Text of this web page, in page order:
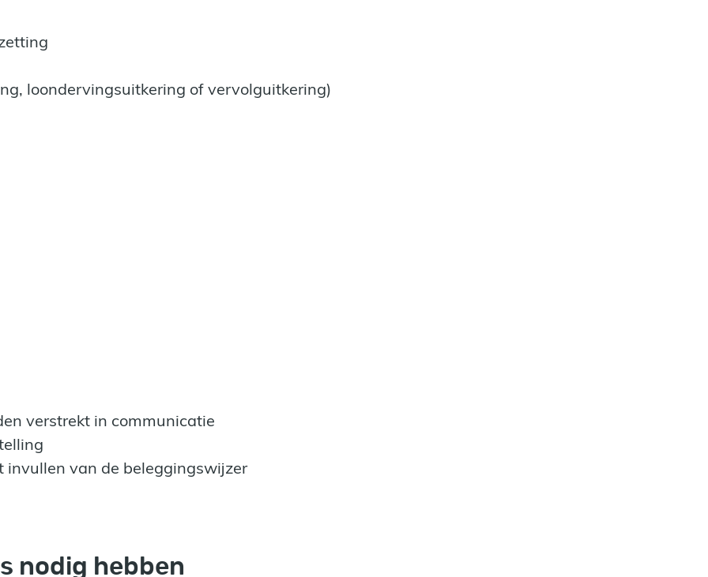
loondervingsuitkering of vervolguitkering)
verstrekt in communicatie
invullen van de beleggingswijzer
nodig hebben